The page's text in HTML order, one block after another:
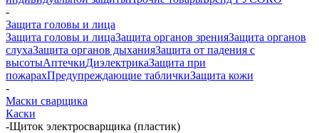
-
Защита головы и лица
Защита головы и лицаЗащита органов зренияЗащита органов
слухаЗащита органов дыханияЗащита от падения с
высотыАптечкиДиэлектрикаЗащита при
пожарахПредупреждающие табличкиЗащита кожи
-
Маски сварщика
Каски
-Щиток электросварщика (пластик)